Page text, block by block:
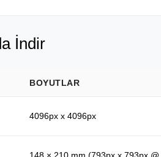
İndir
BOYUTLAR
4096px x 4096px